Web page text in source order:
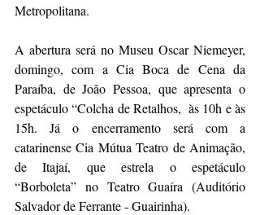
Metropolitana.
A abertura será no Museu Oscar Niemeyer,
domingo, com a Cia Boca de Cena da
Paraíba, de João Pessoa, que apresenta o
espetáculo “Colcha de Retalhos,  às 10h e às
15h. Já o encerramento será com a
catarinense Cia Mútua Teatro de Animação,
de Itajaí, que estrela o espetáculo
“Borboleta” no Teatro Guaíra (Auditório
Salvador de Ferrante - Guairinha).